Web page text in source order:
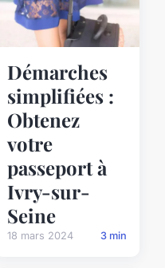
Démarches
simplifiées :
Obtenez
votre
passeport à
Ivry-sur-
Seine
18 mars 2024 3 min